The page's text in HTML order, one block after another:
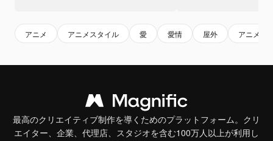
アニメ アニメスタイル 愛 愛情 屋外 アニメの
最高のクリエイティブ制作を導くためのプラットフォーム。クリ
エイター、企業、代理店、スタジオを含む100万人以上が利用し